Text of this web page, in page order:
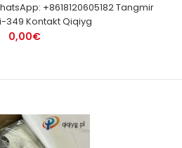
+8618120605182 Tangmir
349 Kontakt Qiqiyg
0,00€